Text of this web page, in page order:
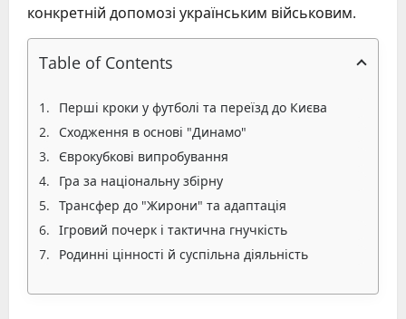
конкретній допомозі українським військовим.
Table of Contents
Перші кроки у футболі та переїзд до Києва
Сходження в основі "Динамо"
Єврокубкові випробування
Гра за національну збірну
Трансфер до "Жирони" та адаптація
Ігровий почерк і тактична гнучкість
Родинні цінності й суспільна діяльність